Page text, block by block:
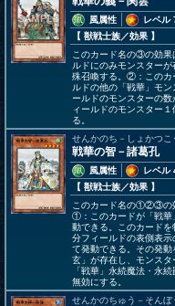
風属性
レベル
【 獣戦士族／効果 】
このカード名の③の効
ルドにのみモンスター
殊召喚する。②：このカ
ルドの他の「戦華」モ
ールドのモンスターの
ィールドのモンスター
る。
せんかのち－しょかつこ
戦華の智－諸葛孔
風属性
レベル
【 獣戦士族／効果 】
このカード名の①②③の
①：このカードが「戦華
動できる。このカード
分フィールドの表側表
て発動できる。その発
玄」が存在し、モンス
「戦華」永続魔法・永
無効にする。
せんかのちゅう－そんぼ